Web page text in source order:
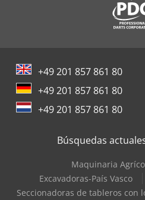
+49 201 857 861 80
+49 201 857 861 80
+49 201 857 861 80
Búsquedas
Maquinaria
Excavadoras-País Vasco
Seccionadoras de tableros con